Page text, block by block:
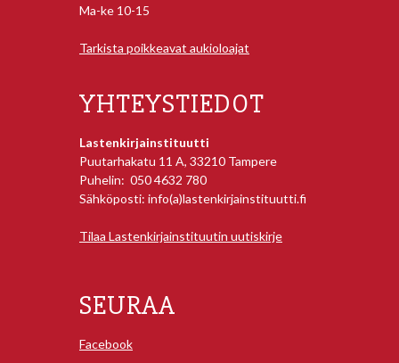
Ma-ke 10-15
Tarkista poikkeavat aukioloajat
YHTEYSTIEDOT
Lastenkirjainstituutti
Puutarhakatu 11 A, 33210 Tampere
Puhelin: 050 4632 780
Sähköposti: info(a)lastenkirjainstituutti.fi
Tilaa Lastenkirjainstituutin uutiskirje
SEURAA
Facebook